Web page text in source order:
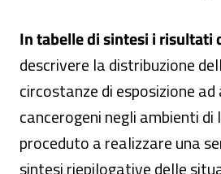
In tabelle di sintesi i risultati
descrivere la distribuzione
circostanze di esposizione
cancerogeni negli ambienti di
proceduto a realizzare una
sintesi riepilogative delle